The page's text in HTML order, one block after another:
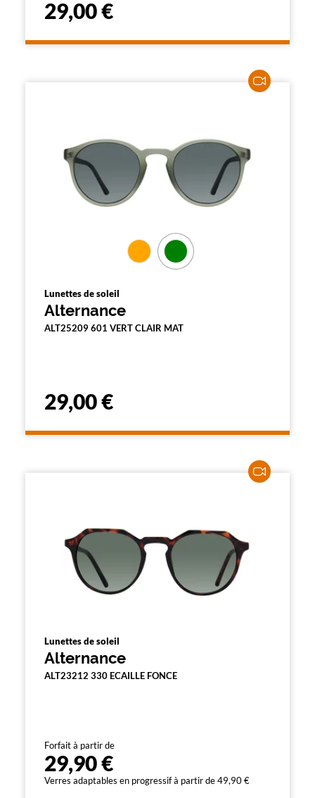
29,00 €
Lunettes de soleil
Alternance
ALT25209 601 VERT CLAIR MAT
29,00 €
Lunettes de soleil
Alternance
ALT23212 330 ECAILLE FONCE
Forfait à partir de
29,90 €
Verres adaptables en progressif à partir de 49,90 €